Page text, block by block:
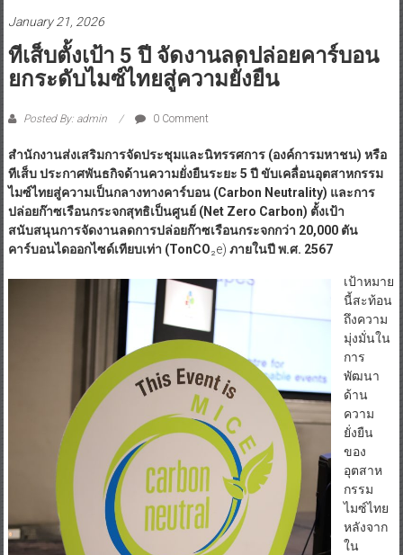
January 21, 2026
ทีเส็บตั้งเป้า 5 ปี จัดงานลดปล่อยคาร์บอน
ยกระดับไมซ์ไทยสู่ความยั่งยืน
Posted By: admin 0 Comment
สำนักงานส่งเสริมการจัดประชุมและนิทรรศการ(องค์การมหาชน) หรือ
ทีเส็บ ประกาศพันธกิจด้านความยั่งยืนระยะ 5 ปี ขับเคลื่อนอุตสาหกรรม
ไมซ์ไทยสู่ความเป็นกลางทางคาร์บอน (Carbon Neutrality) และการ
ปล่อยก๊าซเรือนกระจกสุทธิเป็นศูนย์ (Net Zero Carbon) ตั้งเป้า
สนับสนุนการจัดงานลดการปล่อยก๊าซเรือนกระจกกว่า 20,000 ตัน
คาร์บอนไดออกไซด์เทียบเท่า (TonCO₂e) ภายในปี พ.ศ. 2567
เป้าหมาย
นี้สะท้อน
ถึงความ
มุ่งมั่นใน
การ
พัฒนา
ด้าน
ความ
ยั่งยืน
ของ
อุตสาห
กรรม
ไมซ์ไทย
หลังจาก
ใน